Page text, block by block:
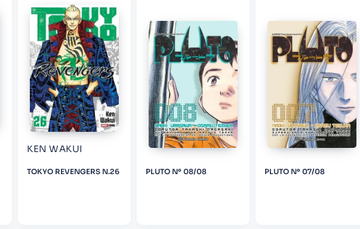
KEN WAKUI
TOKYO REVENGERS N.26 PLUTO Nº 08/08 PLUTO Nº 07/08